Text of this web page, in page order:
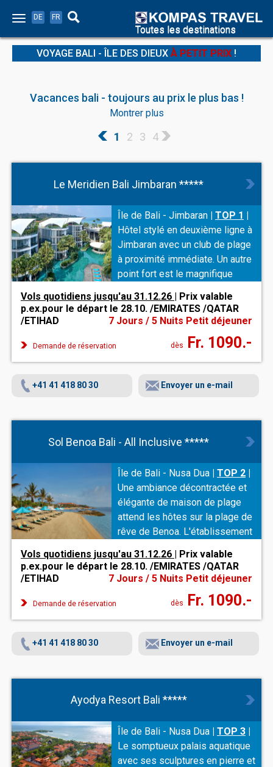
DE FR
Toutes les destinations
VOYAGE BALI - ÎLE DES DIEUX À PETIT PRIX !
Vacances bali - toujours au prix le plus bas !
Voyage bali au prix le plus bas. ☀ 7 jours dès CHF 998.- ☀ Si
offres actuelles à un prix imbattable ! Kompas Travel est un
prix de jour actuel ✓ consultation gratuite ✓
Montrer plus
1 2 3 4
Le Meridien Bali Jimbaran *****
Île de Bali - Jimbaran | TOP 1 |
Hôtel stylé en deuxième ligne à
Jimbaran avec un club de plage
à proximité immédiate. Un autre
point fort est le magnifique
Vols quotidiens jusqu'au 31.12.26 | Prix valable
p.ex.pour le départ le 28.10. /EMIRATES /QATAR
/ETIHAD
7 Jours / 5 Nuits Petit déjeuner
Demande de réservation dès Fr. 1090.-
+41 41 418 80 30 Envoyer un e-mail
Sol Benoa Bali - All Inclusive *****
Île de Bali - Nusa Dua TOP 2
Une ambiance décontractée et
élégante de maison de plage
attend les hôtes sur la plage de
rêve de Benoa. L'établissement
offres All Inclusive qui raviront
tous les sens.
Vols quotidiens jusqu'au 31.12.26
| Prix valable
p.ex.pour le départ le 28.10. /EMIRATES /QATAR
/ETIHAD
7 Jours / 5 Nuits Petit déjeuner
Demande de réservation dès Fr. 1090.-
+41 41 418 80 30 Envoyer un e-mail
Ayodya Resort Bali *****
Île de Bali - Nusa Dua | TOP 3 |
Le somptueux palais aquatique
avec ses sculptures en pierre et